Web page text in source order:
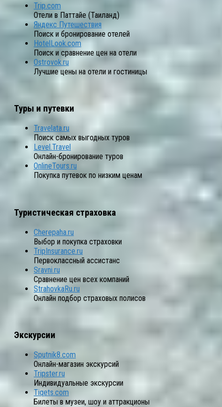
Trip.com
Отели в Паттайе (Таиланд)
Яндекс Путешествия
Поиск и бронирование отелей
HotelLook.com
Поиск и сравнение цен на отели
Ostrovok.ru
Лучшие цены на отели и гостиницы
Туры и путевки
Travelata.ru
Поиск самых выгодных туров
Level.Travel
Онлайн-бронирование туров
OnlineTours.ru
Покупка путевок по низким ценам
Туристическая страховка
Cherepaha.ru
Выбор и покупка страховки
TripInsurance.ru
Первоклассный ассистанс
Sravni.ru
Сравнение цен всех компаний
StrahovkaRu.ru
Онлайн подбор страховых полисов
Экскурсии
Sputnik8.com
Онлайн-магазин экскурсий
Tripster.ru
Индивидуальные экскурсии
Tiqets.com
Билеты в музеи, шоу и аттракционы